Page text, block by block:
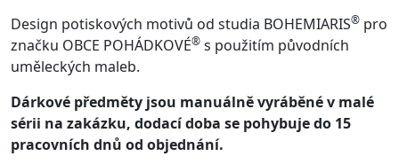
Design potiskových motivů od studia BOHEMIARIS® pro
značku OBCE POHÁDKOVÉ® s použitím původních
uměleckých maleb.
Dárkové předměty jsou manuálně vyráběné v malé
sérii na zakázku, dodací doba se pohybuje do 15
pracovních dnů od objednání.